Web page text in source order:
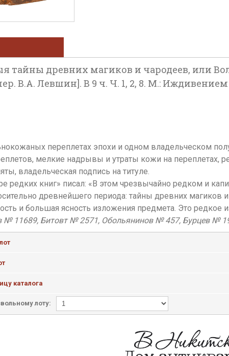
тайны древних магиков и чародеев, или
В.А. Левшин]. В 9 ч. Ч. 1, 2, 8. М.:
переплетах эпохи и одном владельческом
мелкие надрывы и утраты кожи на переплетах,
владельческая подпись на титуле.
редких книг» писал: «В этом чрезвычайно редком и
древнейшего периода: тайны древних магиков
и большая ясность изложения предмета. Это редкое
№ 11689, Битовт № 2571, Обольянинов № 457, Бурцев №
каталога
лоту: